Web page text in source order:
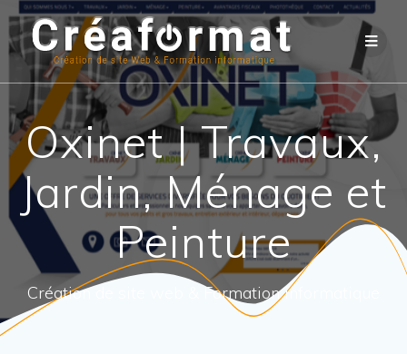
Oxinet | Travaux,
Jardin, Ménage et
Peinture
Création de site web & Formation informatique